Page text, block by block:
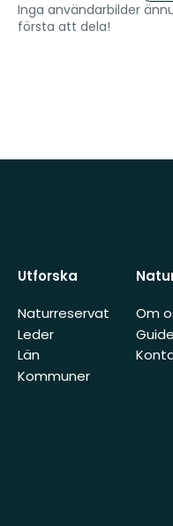
Inga användarbilder
första att dela!
Utforska
Naturreservat
Leder
Län
Kommuner
Om